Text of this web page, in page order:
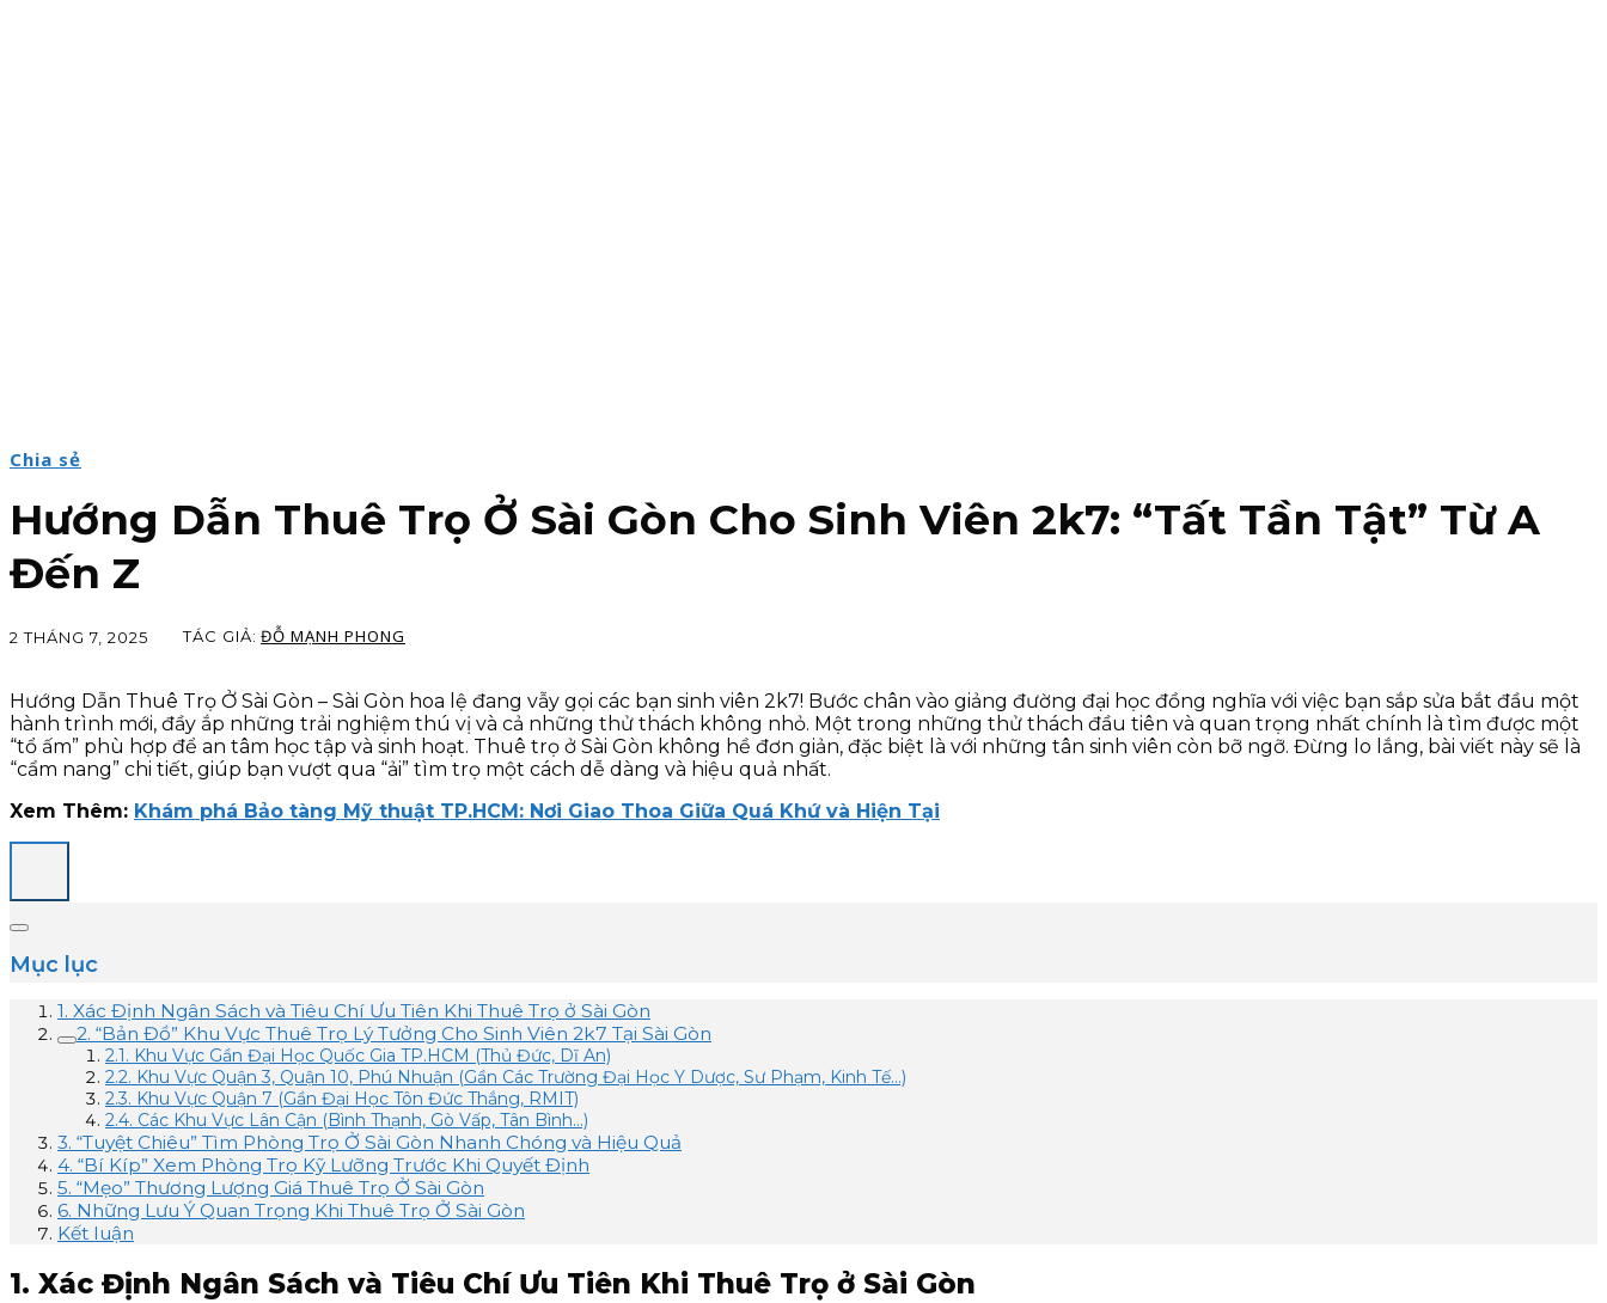
Chia sẻ
Hướng Dẫn Thuê Trọ Ở Sài Gòn Cho Sinh Viên 2k7: “Tất Tần Tật” Từ A
Đến Z
2 THÁNG 7, 2025 TÁC GIẢ: ĐỖ MẠNH PHONG
Hướng Dẫn Thuê Trọ Ở Sài Gòn – Sài Gòn hoa lệ đang vẫy gọi các bạn sinh viên 2k7! Bước chân vào giảng đường đại học đồng nghĩa với việc bạn sắp sửa bắt đầu một
hành trình mới, đầy ắp những trải nghiệm thú vị và cả những thử thách không nhỏ. Một trong những thử thách đầu tiên và quan trọng nhất chính là tìm được một
“tổ ấm” phù hợp để an tâm học tập và sinh hoạt. Thuê trọ ở Sài Gòn không hề đơn giản, đặc biệt là với những tân sinh viên còn bỡ ngỡ. Đừng lo lắng, bài viết này sẽ là
“cẩm nang” chi tiết, giúp bạn vượt qua “ải” tìm trọ một cách dễ dàng và hiệu quả nhất.
Xem Thêm: Khám phá Bảo tàng Mỹ thuật TP.HCM: Nơi Giao Thoa Giữa Quá Khứ và Hiện Tại
Mục lục
1. Xác Định Ngân Sách và Tiêu Chí Ưu Tiên Khi Thuê Trọ ở Sài Gòn
2. “Bản Đồ” Khu Vực Thuê Trọ Lý Tưởng Cho Sinh Viên 2k7 Tại Sài Gòn
2.1. Khu Vực Gần Đại Học Quốc Gia TP.HCM (Thủ Đức, Dĩ An)
2.2. Khu Vực Quận 3, Quận 10, Phú Nhuận (Gần Các Trường Đại Học Y Dược, Sư Phạm, Kinh Tế…)
2.3. Khu Vực Quận 7 (Gần Đại Học Tôn Đức Thắng, RMIT)
2.4. Các Khu Vực Lân Cận (Bình Thạnh, Gò Vấp, Tân Bình…)
3. “Tuyệt Chiêu” Tìm Phòng Trọ Ở Sài Gòn Nhanh Chóng và Hiệu Quả
4. “Bí Kíp” Xem Phòng Trọ Kỹ Lưỡng Trước Khi Quyết Định
5. “Mẹo” Thương Lượng Giá Thuê Trọ Ở Sài Gòn
6. Những Lưu Ý Quan Trọng Khi Thuê Trọ Ở Sài Gòn
Kết luận
1. Xác Định Ngân Sách và Tiêu Chí Ưu Tiên Khi Thuê Trọ ở Sài Gòn